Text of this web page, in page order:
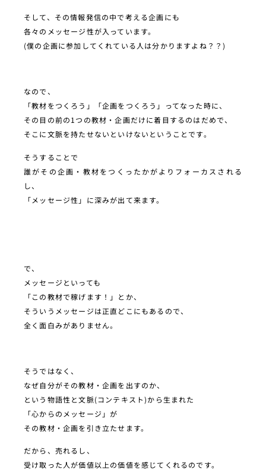
そして、その情報発信の中で考える企画にも
各々のメッセージ性が入っています。
(僕の企画に参加してくれている人は分かりますよね？？)
なので、
「教材をつくろう」「企画をつくろう」ってなった時に、
その目の前の1つの教材・企画だけに着目するのはだめで、
そこに文脈を持たせないといけないということです。
そうすることで
誰がその企画・教材をつくったかがよりフォーカスされる
し、
「メッセージ性」に深みが出て来ます。
で、
メッセージといっても
「この教材で稼げます！」とか、
そういうメッセージは正直どこにもあるので、
全く面白みがありません。
そうではなく、
なぜ自分がその教材・企画を出すのか、
という物語性と文脈(コンテキスト)から生まれた
「心からのメッセージ」が
その教材・企画を引き立たせます。
だから、売れるし、
受け取った人が価値以上の価値を感じてくれるのです。